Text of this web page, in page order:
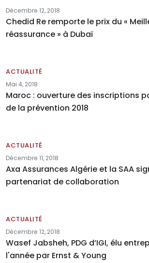
Décembre 12, 2018
Chedid Re remporte le prix du «
réassurance » à Dubaï
ACTUALITÉ
Mai 4, 2018
Maroc : ouverture des inscriptions
de la prévention 2018
ACTUALITÉ
Décembre 11, 2018
Axa Assurances Algérie et la SAA
partenariat de collaboration
ACTUALITÉ
Décembre 12, 2018
Wasef Jabsheh, PDG d’IGI, élu
l'année par Ernst & Young